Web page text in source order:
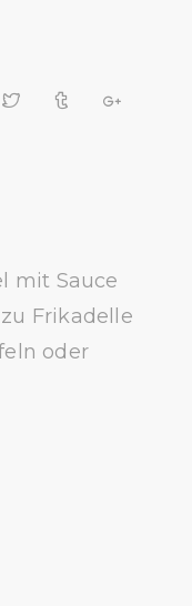
mit Sauce
Frikadelle
oder